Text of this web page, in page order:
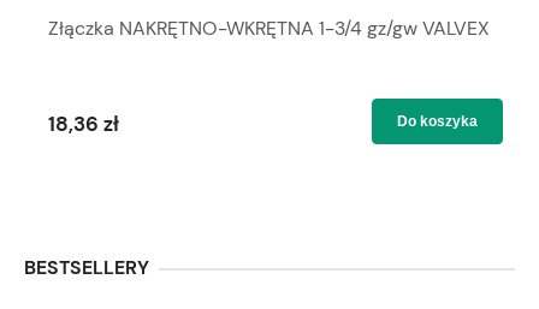
Złączka NAKRĘTNO-WKRĘTNA 1-3/4 gz/gw VALVEX
18,36 zł Do koszyka
BESTSELLERY